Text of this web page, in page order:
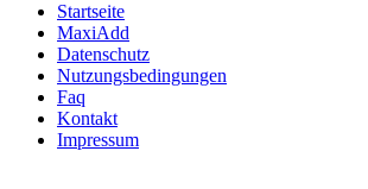
Startseite
MaxiAdd
Datenschutz
Nutzungsbedingungen
Faq
Kontakt
Impressum